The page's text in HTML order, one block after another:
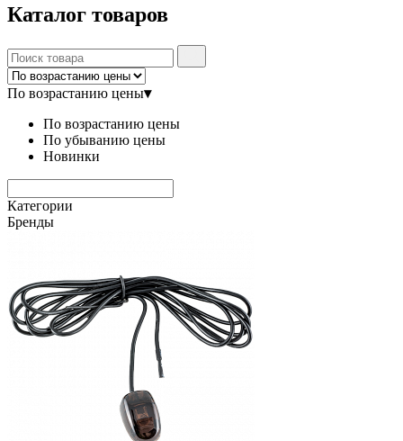
Каталог товаров
По возрастанию цены▾
По возрастанию цены
По убыванию цены
Новинки
Категории
Бренды